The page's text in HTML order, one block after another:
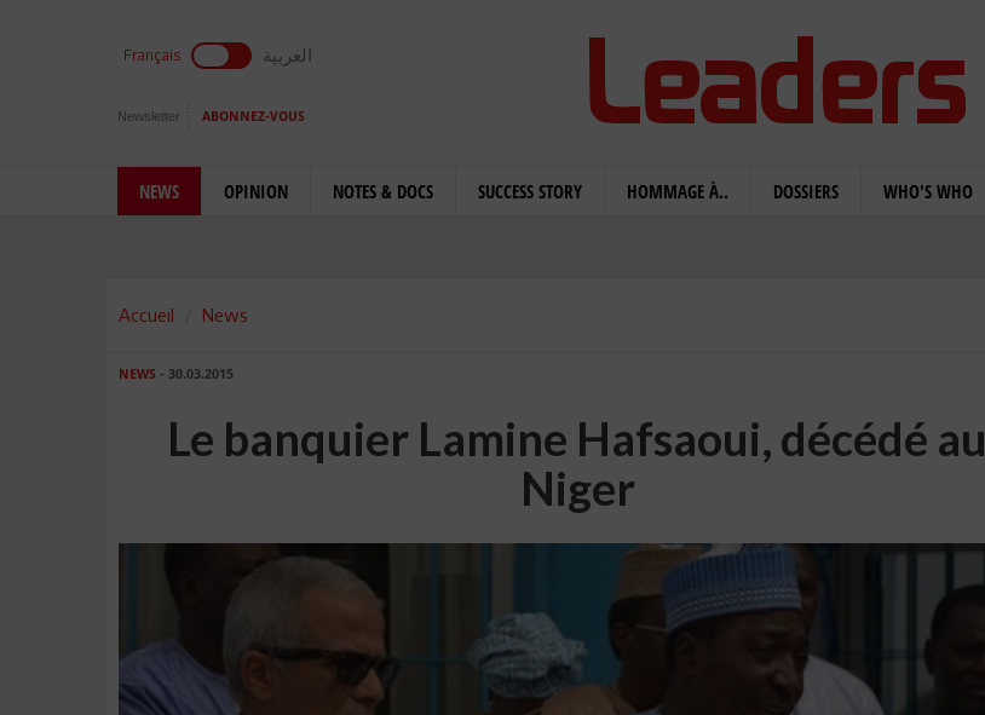
Français العربية
Newsletter ABONNEZ-VOUS
NEWS OPINION NOTES & DOCS SUCCESS STORY HOMMAGE À.. DOSSIERS WHO'S WHO
Accueil News
NEWS - 30.03.2015
Le banquier Lamine Hafsaoui, décédé au
Niger